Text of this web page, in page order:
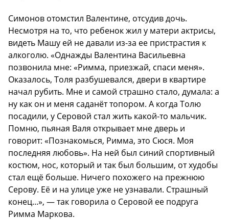
Симонов отомстил Валентине, отсудив дочь.
Несмотря на то, что ребенок жил у матери актрисы,
видеть Машу ей не давали из-за ее пристрастия к
алкоголю. «Однажды Валентина Васильевна
позвонила мне: «Римма, приезжай, спаси меня».
Оказалось, Толя разбушевался, двери в квартире
начал рубить. Мне и самой страшно стало, думала: а
ну как он и меня саданёт топором. А когда Толю
посадили, у Серовой стал жить какой-то мальчик.
Помню, пьяная Валя открывает мне дверь и
говорит: «Познакомься, Римма, это Сюся. Моя
последняя любовь». На ней был синий спортивный
костюм, нос, который и так был большим, от худобы
стал ещё больше. Ничего похожего на прежнюю
Серову. Её и на улице уже не узнавали. Страшный
конец...», — так говорила о Серовой ее подруга
Римма Маркова.